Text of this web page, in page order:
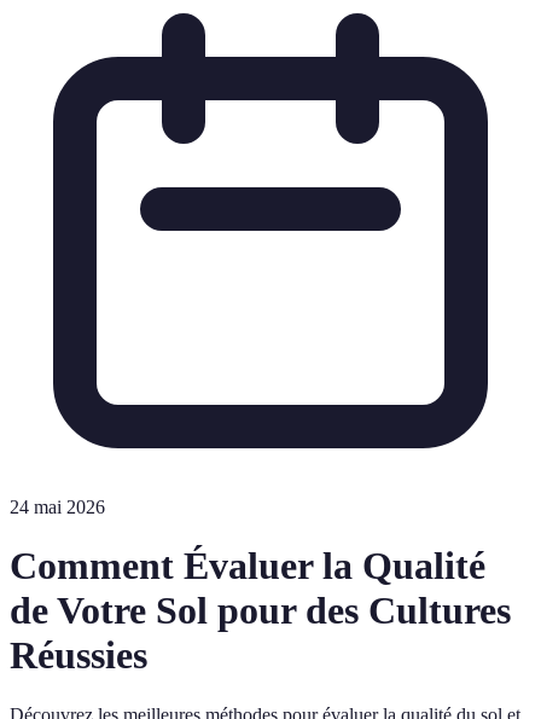
24 mai 2026
Comment Évaluer la Qualité
de Votre Sol pour des Cultures
Réussies
Découvrez les meilleures méthodes pour évaluer la qualité du sol et